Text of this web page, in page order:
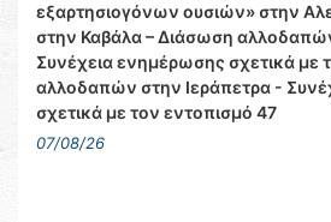
εξαρτησιογόνων ουσιών» στην
στην Καβάλα – Διάσωση
Συνέχεια ενημέρωσης σχετικά με
αλλοδαπών στην Ιεράπετρα -
σχετικά με τον εντοπισμό 47
07/08/26